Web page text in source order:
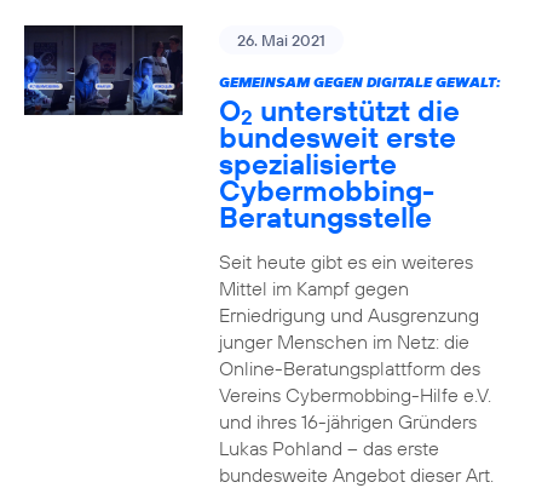
26. Mai 2021
GEMEINSAM GEGEN DIGITALE GEWALT:
O2 unterstützt die
bundesweit erste
spezialisierte
Cybermobbing-
Beratungsstelle
Seit heute gibt es ein weiteres
Mittel im Kampf gegen
Erniedrigung und Ausgrenzung
junger Menschen im Netz: die
Online-Beratungsplattform des
Vereins Cybermobbing-Hilfe e.V.
und ihres 16-jährigen Gründers
Lukas Pohland – das erste
bundesweite Angebot dieser Art.